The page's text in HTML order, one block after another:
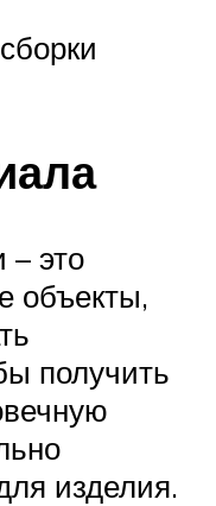
это
объекты,
получить
изделия.